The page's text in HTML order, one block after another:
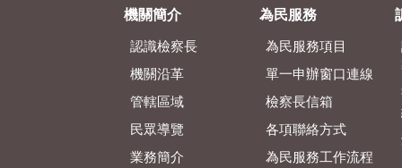
機關簡介
認識檢察長
機關沿革
管轄區域
民眾導覽
業務簡介
為民服務
為民服務項目
單一申辦窗口連線
檢察長信箱
各項聯絡方式
為民服務工作流程